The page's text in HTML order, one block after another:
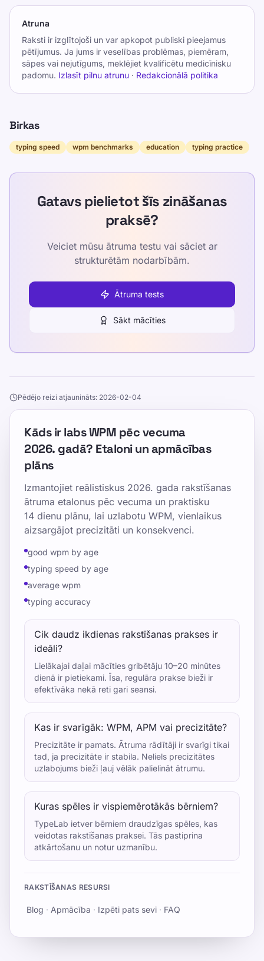
Atruna
Raksti ir izglītojoši un var apkopot publiski pieejamus
pētījumus. Ja jums ir veselības problēmas, piemēram,
sāpes vai nejutīgums, meklējiet kvalificētu medicīnisku
padomu. Izlasīt pilnu atrunu · Redakcionālā politika
Birkas
typing speed wpm benchmarks education typing practice
Gatavs pielietot šīs zināšanas
praksē?
Veiciet mūsu ātruma testu vai sāciet ar
strukturētām nodarbībām.
Ātruma tests
Sākt mācīties
Pēdējo reizi atjaunināts: 2026-02-04
Kāds ir labs WPM pēc vecuma
2026. gadā? Etaloni un apmācības
plāns
Izmantojiet reālistiskus 2026. gada rakstīšanas
ātruma etalonus pēc vecuma un praktisku
14 dienu plānu, lai uzlabotu WPM, vienlaikus
aizsargājot precizitāti un konsekvenci.
good wpm by age
typing speed by age
average wpm
typing accuracy
Cik daudz ikdienas rakstīšanas prakses ir
ideāli?
Lielākajai daļai mācīties gribētāju 10–20 minūtes
dienā ir pietiekami. Īsa, regulāra prakse bieži ir
efektīvāka nekā reti gari seansi.
Kas ir svarīgāk: WPM, APM vai precizitāte?
Precizitāte ir pamats. Ātruma rādītāji ir svarīgi tikai
tad, ja precizitāte ir stabila. Neliels precizitātes
uzlabojums bieži ļauj vēlāk palielināt ātrumu.
Kuras spēles ir vispiemērotākās bērniem?
TypeLab ietver bērniem draudzīgas spēles, kas
veidotas rakstīšanas praksei. Tās pastiprina
atkārtošanu un notur uzmanību.
RAKSTĪŠANAS RESURSI
Blog · Apmācība · Izpēti pats sevi · FAQ